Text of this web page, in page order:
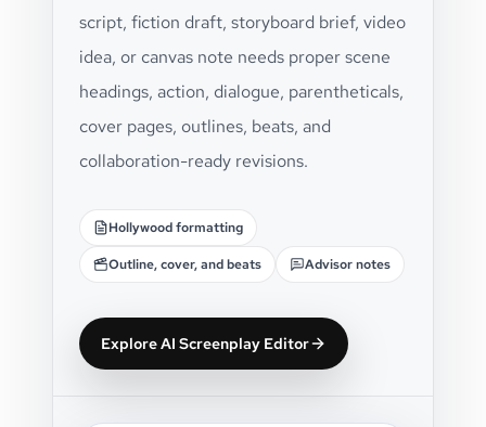
script, fiction draft, storyboard brief, video
idea, or canvas note needs proper scene
headings, action, dialogue, parentheticals,
cover pages, outlines, beats, and
collaboration-ready revisions.
Hollywood formatting
Outline, cover, and beats Advisor notes
Explore AI Screenplay Editor